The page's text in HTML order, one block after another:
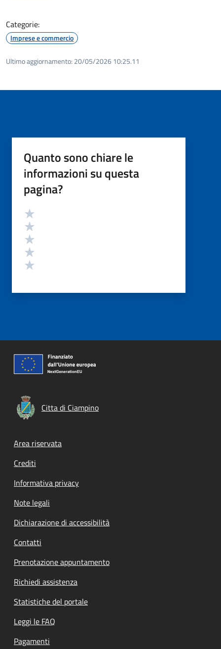
Categorie:
Imprese e commercio
Ultimo aggiornamento: 20/05/2026 10:25.11
Quanto sono chiare le
informazioni su questa
pagina?
Valutazione
Citta di Ciampino
Footer menu
Area riservata
Crediti
Informativa privacy
Note legali
Dichiarazione di accessibilità
Contatti
Prenotazione appuntamento
Richiedi assistenza
Statistiche del portale
Leggi le FAQ
Pagamenti